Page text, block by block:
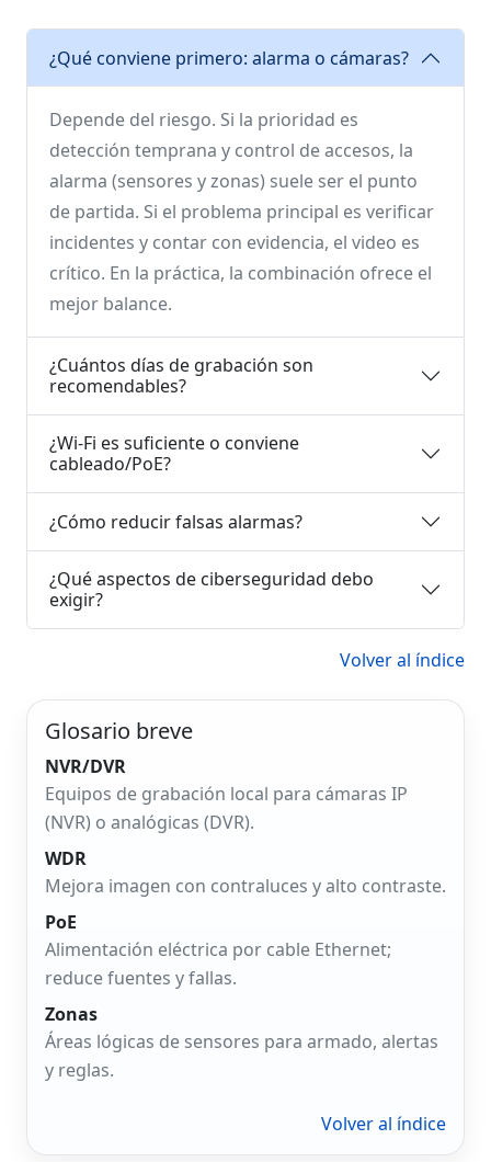
¿Qué conviene primero: alarma o cámaras?
Depende del riesgo. Si la prioridad es
detección temprana y control de accesos, la
alarma (sensores y zonas) suele ser el punto
de partida. Si el problema principal es verificar
incidentes y contar con evidencia, el video es
crítico. En la práctica, la combinación ofrece el
mejor balance.
¿Cuántos días de grabación son
recomendables?
¿Wi‑Fi es suficiente o conviene
cableado/PoE?
¿Cómo reducir falsas alarmas?
¿Qué aspectos de ciberseguridad debo
exigir?
Volver al índice
Glosario breve
NVR/DVR
Equipos de grabación local para cámaras IP
(NVR) o analógicas (DVR).
WDR
Mejora imagen con contraluces y alto contraste.
PoE
Alimentación eléctrica por cable Ethernet;
reduce fuentes y fallas.
Zonas
Áreas lógicas de sensores para armado, alertas
y reglas.
Volver al índice